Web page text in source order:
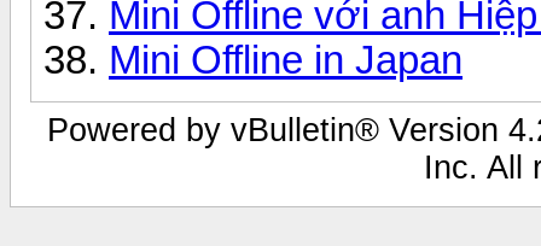
Mini Offline với anh
Mini Offline in Japan
Powered by vBulletin® Version
Inc. All